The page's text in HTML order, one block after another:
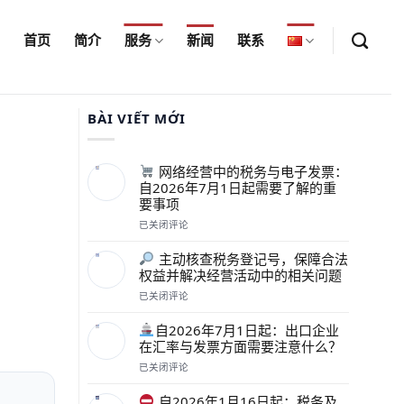
首页 简介 服务 新闻 联系
BÀI VIẾT MỚI
网络经营中的税务与电子发票：
自2026年7月1日起需要了解的重
要事项
络
经
营
中
税
务
与
电
发
已关闭评论
主动核查税务登记号，保障合法
权益并解决经营活动中的相关问题
动
核
查
税
登
已关闭评论
自2026年7月1日起：出口企业
在汇率与发票方面需要注意什么？
2026
已关闭评论